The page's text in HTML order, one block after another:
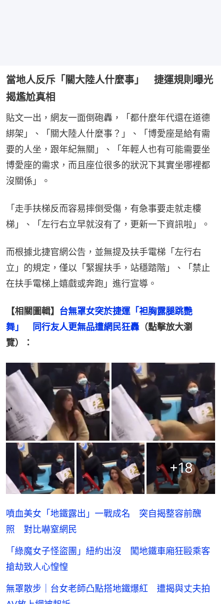
當地人反斥「關大陸人什麼事」 捷運規則曝光
揭尷尬真相
貼文一出，網友一面倒砲轟，「都什麼年代還在道德
綁架」、「關大陸人什麼事？」、「博愛座是給有需
要的人坐，跟年紀無關」、「年輕人也有可能需要坐
博愛座的需求，而且座位很多的狀況下其實坐哪裡都
沒關係」。
「走手扶梯反而容易摔倒受傷，有急事要走就走樓
梯」、「左行右立早就沒有了，更新一下資訊啦」。
而根據北捷官網公告，並無提及扶手電梯「左行右
立」的規定，僅以「緊握扶手，站穩踏階」、「禁止
在扶手電梯上嬉戲或奔跑」進行宣導。
【相關圖輯】 台無罩女突於捷運「袒胸露腿跳艷
舞」　同行友人更無品遭網民狂轟 （點擊放大瀏
覽）：
+18
噴血美女「地鐵露出」一戰成名 突自揭整容前醜
照 對比嚇窒網民
「綠魔女子怪盜團」紐約出沒 闖地鐵車廂狂毆乘客
搶劫致人心惶惶
無罩散步｜台女老師凸點搭地鐵爆紅 遭揭與丈夫拍